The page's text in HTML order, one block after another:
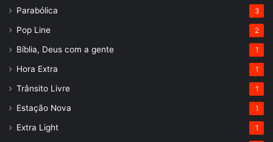
Parabólica 3
Pop Line 2
Bíblia, Deus com a gente 1
Hora Extra 1
Trânsito Livre 1
Estação Nova 1
Extra Light 1